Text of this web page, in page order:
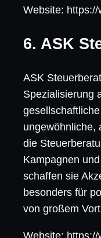
Website:
6. ASK
ASK
Spezialisierung
ungewöhnliche,
die
Kampagnen
schaffen sie
besonders für
von großem